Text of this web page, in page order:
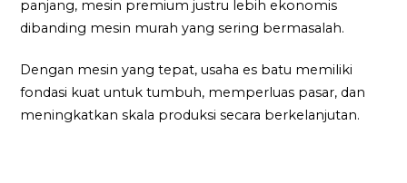
panjang, mesin premium justru lebih ekonomis
dibanding mesin murah yang sering bermasalah.
Dengan mesin yang tepat, usaha es batu memiliki
fondasi kuat untuk tumbuh, memperluas pasar, dan
meningkatkan skala produksi secara berkelanjutan.